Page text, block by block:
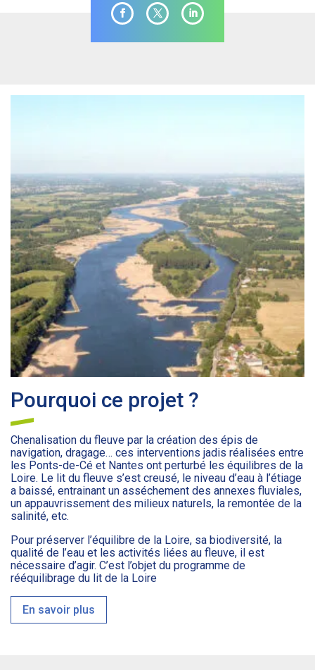
Pourquoi ce projet ?
Chenalisation du fleuve par la création des épis de
navigation, dragage… ces interventions jadis réalisées entre
les Ponts-de-Cé et Nantes ont perturbé les équilibres de la
Loire. Le lit du fleuve s’est creusé, le niveau d’eau à l’étiage
a baissé, entrainant un asséchement des annexes fluviales,
un appauvrissement des milieux naturels, la remontée de la
salinité, etc.
Pour préserver l’équilibre de la Loire, sa biodiversité, la
qualité de l’eau et les activités liées au fleuve, il est
nécessaire d’agir. C’est l’objet du programme de
rééquilibrage du lit de la Loire
En savoir plus